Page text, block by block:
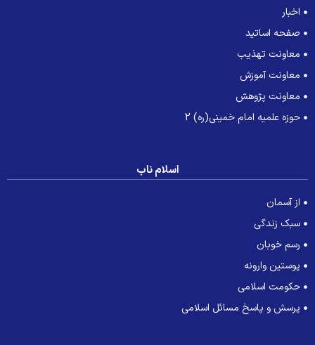
اخبار
صفحه اساتید
معاونت تهذیب
معاونت آموزش
معاونت پژوهش
حوزه علمیه امام خمینی(ره) 2
اسلام ناب
از آسمان
سبک زندگی
رسم خوبان
پوستین وارونه
حکومت اسلامی
پرسش و پاسخ مسائل اسلامی